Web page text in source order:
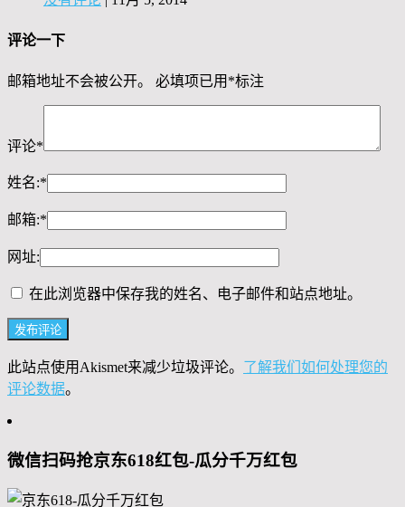
评论一下
邮箱地址不会被公开。 必填项已用 *标注
评论*
姓名:*
邮箱:*
网址:
在此浏览器中保存我的姓名、电子邮件和站点地址。
此站点使用Akismet来减少垃圾评论。 了解我们如何处理您的
评论数据。
微信扫码抢京东618红包-瓜分千万红包